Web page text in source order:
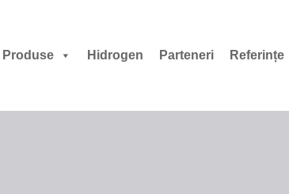
Produse Hidrogen Parteneri Referințe